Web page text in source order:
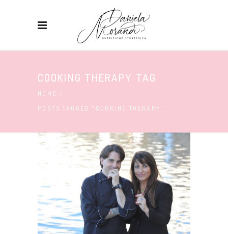
COOKING THERAPY TAG
HOME /
POSTS TAGGED "COOKING THERAPY"